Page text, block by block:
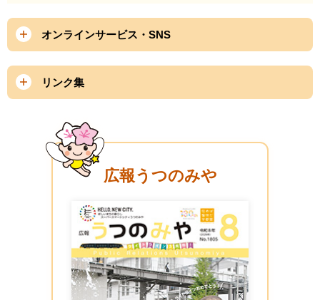
オンラインサービス・SNS
リンク集
広報うつのみや